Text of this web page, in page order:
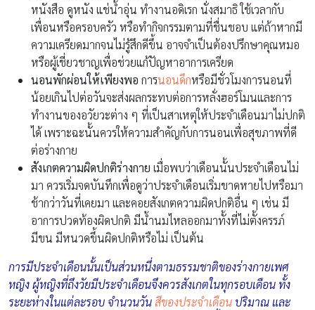
หนังสือ ดูหนัง แช่น้ำอุ่น ทำงานอดิเรก นั่งสมาธิ ใช้เวลากับ
เพื่อนหรือครอบครัว หรือทำกิจกรรมตามที่ชื่นชอบ แต่ถ้าหากมี
ความเครียดมากจนไม่รู้สึกดีขึ้น อาจจำเป็นต้องปรึกษาคุณหมอ
หรือผู้เชี่ยวชาญเพื่อช่วยแก้ปัญหาอาการเครียด
นอนพักผ่อนให้เพียงพอ การนอนดึกหรือมีชั่วโมงการนอนที่
น้อยเกินไปต่อวันจะส่งผลกระทบต่อการหลั่งฮอร์โมนและการ
ทำงานของอวัยวะต่าง ๆ ที่เป็นสาเหตุให้ประจำเดือนมาไม่ปกติ
ได้ เพราะฉะนั้นควรให้ความสำคัญกับการนอนเพื่อสุขภาพที่ดี
ต่อร่างกาย
สังเกตความผิดปกติร่างกาย เมื่อพบว่าเดือนนั้นประจำเดือนไม่
มา ควรเริ่มจดบันทึกเพื่อดูว่าประจำเดือนเริ่มขาดหายไปหรือมา
ช้ากว่าวันที่เคยมา และคอยสังเกตความผิดปกติอื่น ๆ เช่น มี
อาการปวดท้องผิดปกติ มีน้ำนมไหลออกมาทั้งที่ไม่ตั้งครรภ์
มีขน มีหนวดขึ้นผิดปกติหรือไม่ เป็นต้น
การมีประจำเดือนนั้นเป็นส่วนหนึ่งตามธรรมชาติของร่างกายเพศ
หญิง ผู้หญิงที่ถึงวัยมีประจำเดือนจึงควรสังเกตในทุกรอบเดือน ทั้ง
ระยะห่างในแต่ละรอบ จำนวนวันสีของประจำเดือน ปริมาณ และ